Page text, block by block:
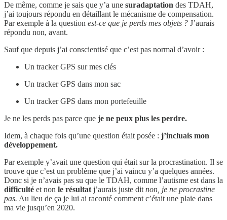
De même, comme je sais que y’a une suradaptation des TDAH,
j’ai toujours répondu en détaillant le mécanisme de compensation.
Par exemple à la question est-ce que je perds mes objets ? J’aurais
répondu non, avant.
Sauf que depuis j’ai conscientisé que c’est pas normal d’avoir :
Un tracker GPS sur mes clés
Un tracker GPS dans mon sac
Un tracker GPS dans mon portefeuille
Je ne les perds pas parce que je ne peux plus les perdre.
Idem, à chaque fois qu’une question était posée : j’incluais mon
développement.
Par exemple y’avait une question qui était sur la procrastination. Il se
trouve que c’est un problème que j’ai vaincu y’a quelques années.
Donc si je n’avais pas su que le TDAH, comme l’autisme est dans la
difficulté et non le résultatj’aurais juste ditnon, je ne procrastine
pas. Au lieu de ça je lui ai raconté comment c’était une plaie dans
ma vie jusqu’en 2020.